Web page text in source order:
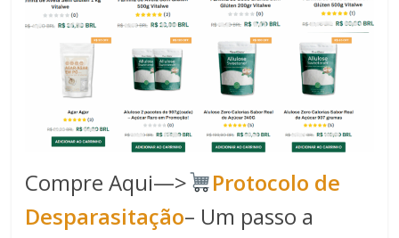
Compre Aqui—>
Protocolo de
Desparasitação– Um passo a